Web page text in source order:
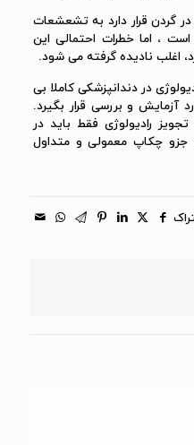
گردن قرار دارد به تشعشعات
، اما خطرات احتمالی این
اغلب نادیده گرفته می شود.
در دندانپزشکی کاملا بی
آزمایش و بررسی قرار بگیرد.
رادیولوژی فقط باید در
جزو چکاپ معمولی و متداول